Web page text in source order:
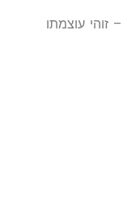
עוצמתו